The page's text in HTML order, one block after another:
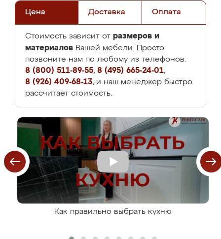
Цена Доставка Оплата
Стоимость зависит от размеров и
материалов Вашей мебели. Просто
позвоните нам по любому из телефонов:
8 (800) 511-89-55, 8 (495) 665-24-01,
8 (926) 409-68-13, и наш менеджер быстро
рассчитает стоимость.
Как правильно выбрать кухню